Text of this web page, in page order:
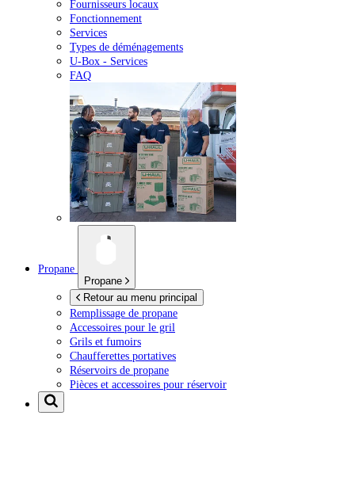
Fournisseurs locaux
Fonctionnement
Services
Types de déménagements
U-Box - Services
FAQ
Propane
Propane
Retour au menu principal
Remplissage de propane
Accessoires pour le gril
Grils et fumoirs
Chaufferettes portatives
Réservoirs de propane
Pièces et accessoires pour réservoir